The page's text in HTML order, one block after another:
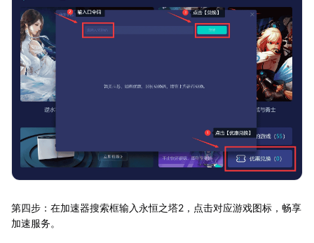
第四步：在加速器搜索框输入永恒之塔2，点击对应游戏图标，畅享
加速服务。